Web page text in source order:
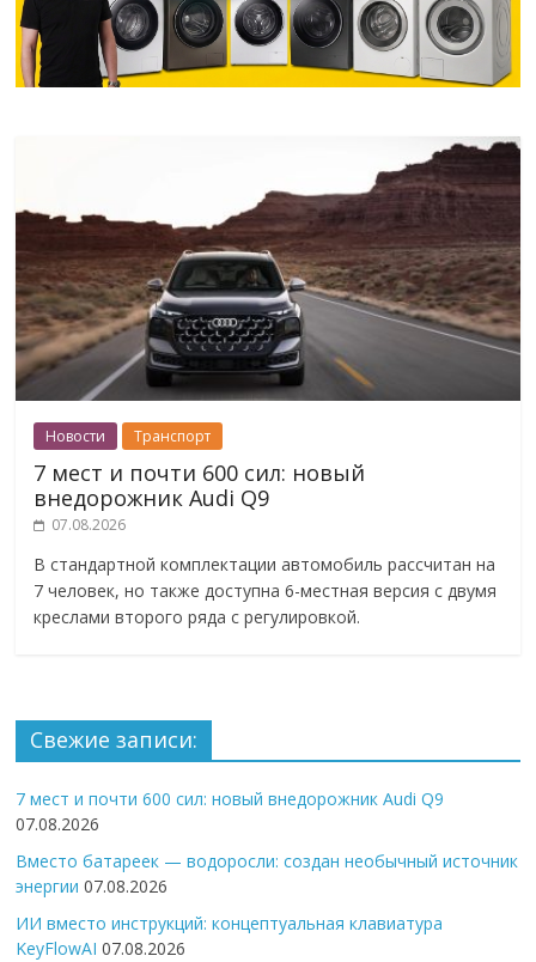
Новости Транспорт
7 мест и почти 600 сил: новый
внедорожник Audi Q9
07.08.2026
В стандартной комплектации автомобиль рассчитан на
7 человек, но также доступна 6-местная версия с двумя
креслами второго ряда с регулировкой.
Свежие записи:
7 мест и почти 600 сил: новый внедорожник Audi Q9
07.08.2026
Вместо батареек — водоросли: создан необычный источник
энергии 07.08.2026
ИИ вместо инструкций: концептуальная клавиатура
KeyFlowAI 07.08.2026